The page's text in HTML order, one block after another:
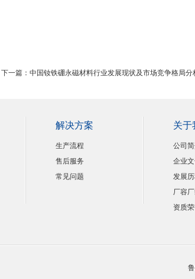
下一篇： 中国钕铁硼永磁材料行业发展现状及市场竞争格局分
解决方案
生产流程
售后服务
常见问题
关于
公司
企业
发展
厂容
资质